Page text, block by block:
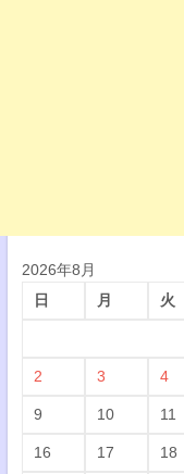
2026年8月
日
月 火
2 3 4
9 10 11
16 17 18